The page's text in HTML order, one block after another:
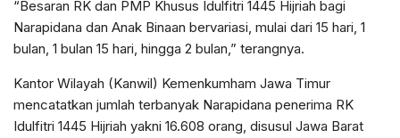
“Besaran RK dan PMP Khusus Idulfitri 1445 Hijriah bagi
Narapidana dan Anak Binaan bervariasi, mulai dari 15 hari, 1
bulan, 1 bulan 15 hari, hingga 2 bulan,” terangnya.
Kantor Wilayah (Kanwil) Kemenkumham Jawa Timur
mencatatkan jumlah terbanyak Narapidana penerima RK
Idulfitri 1445 Hijriah yakni 16.608 orang, disusul Jawa Barat